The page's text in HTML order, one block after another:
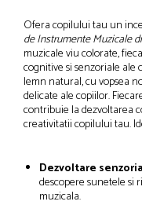
Ofera copilului tau un
de Instrumente Muzicale
muzicale viu colorate,
cognitive si senzoriale
lemn natural, cu vopsea
delicate ale copiilor.
contribuie la dezvoltarea
creativitatii copilului tau.
Dezvoltare
descopere sunetele
muzicala.